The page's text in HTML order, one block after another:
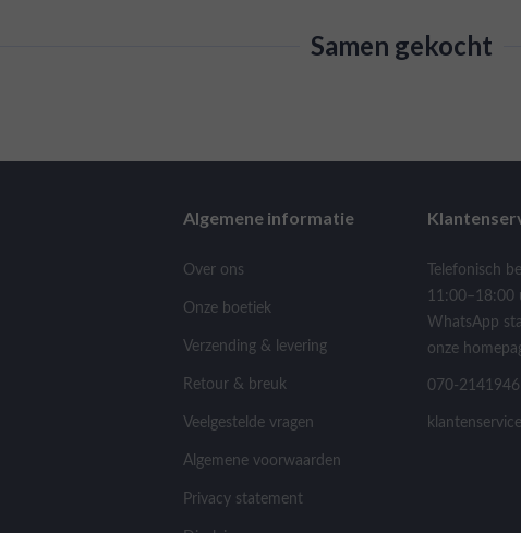
Samen gekocht
Algemene informatie
Over ons
Onze boetiek
Verzending & levering
Retour & breuk
Veelgestelde vragen
Algemene voorwaarden
Privacy statement
Telefonisch
11:00–18:00
WhatsApp
onze
070-2141946